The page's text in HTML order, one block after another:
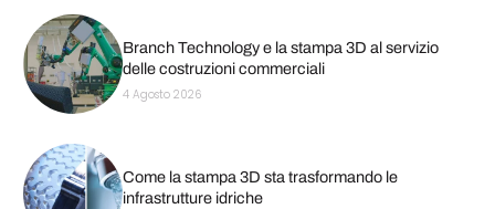
Branch Technology e la stampa 3D al servizio
delle costruzioni commerciali
4 Agosto 2026
Come la stampa 3D sta trasformando le
infrastrutture idriche